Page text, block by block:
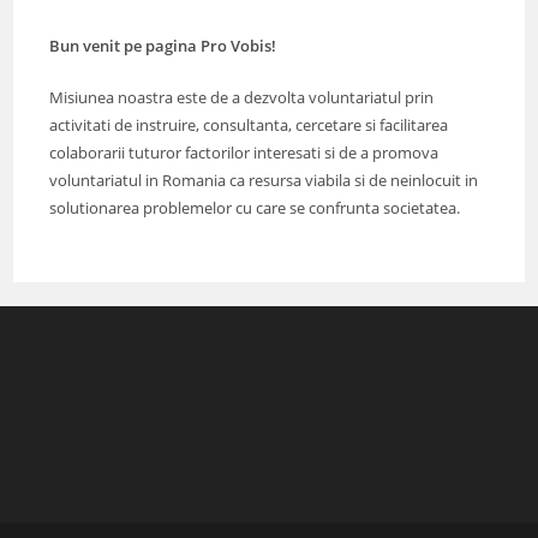
Bun venit pe pagina Pro Vobis!
Misiunea noastra este de a dezvolta voluntariatul prin
activitati de instruire, consultanta, cercetare si facilitarea
colaborarii tuturor factorilor interesati si de a promova
voluntariatul in Romania ca resursa viabila si de neinlocuit in
solutionarea problemelor cu care se confrunta societatea.